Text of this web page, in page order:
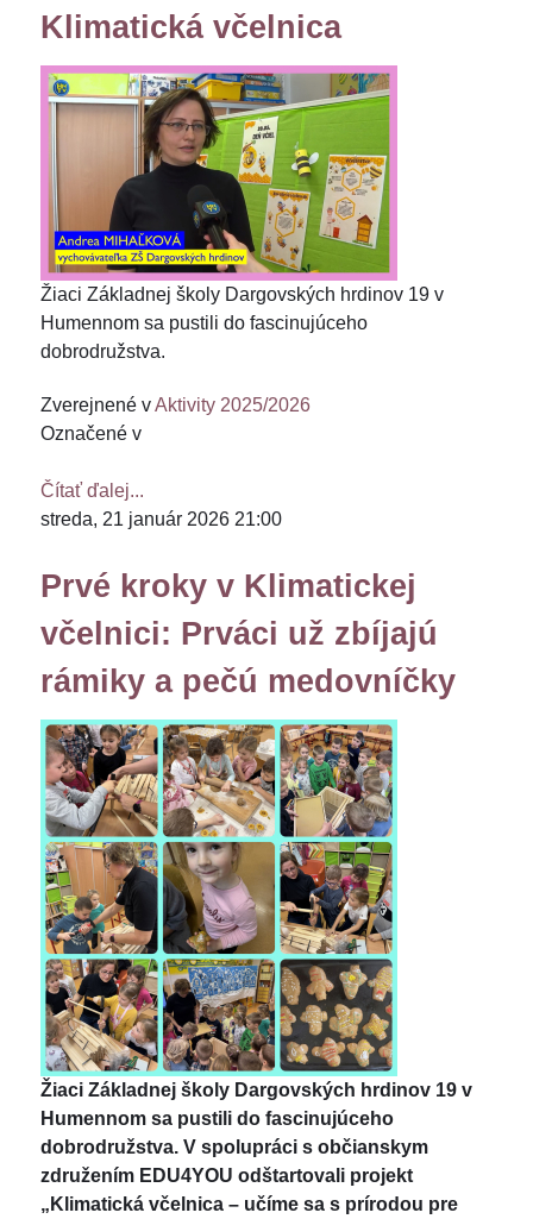
Klimatická včelnica
Žiaci Základnej školy Dargovských hrdinov 19 v
Humennom sa pustili do fascinujúceho
dobrodružstva.
Zverejnené vAktivity 2025/2026
Označené v
Čítať ďalej...
streda, 21 január 2026 21:00
Prvé kroky v Klimatickej
včelnici: Prváci už zbíjajú
rámiky a pečú medovníčky
Žiaci Základnej školy Dargovských hrdinov 19 v
Humennom sa pustili do fascinujúceho
dobrodružstva. V spolupráci s občianskym
združením EDU4YOU odštartovali projekt
„Klimatická včelnica – učíme sa s prírodou pre